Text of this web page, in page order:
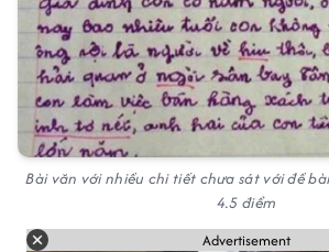
Bài văn với nhiều chi tiết chưa sát với đề
4.5 điểm
Advertisement